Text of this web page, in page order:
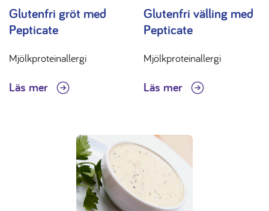
Glutenfri gröt med
Pepticate
Mjölkproteinallergi
Läs mer
Glutenfri välling med
Pepticate
Mjölkproteinallergi
Läs mer